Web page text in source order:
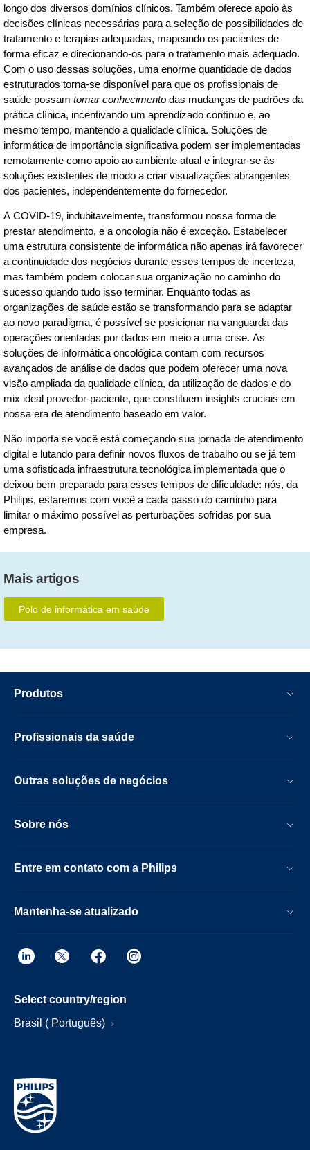
longo dos diversos domínios clínicos. Também oferece apoio às
decisões clínicas necessárias para a seleção de possibilidades de
tratamento e terapias adequadas, mapeando os pacientes de
forma eficaz e direcionando-os para o tratamento mais adequado.
Com o uso dessas soluções, uma enorme quantidade de dados
estruturados torna-se disponível para que os profissionais de
saúde possamtomar conhecimento das mudanças de padrões da
prática clínica, incentivando um aprendizado contínuo e, ao
mesmo tempo, mantendo a qualidade clínica. Soluções de
informática de importância significativa podem ser implementadas
remotamente como apoio ao ambiente atual e integrar-se às
soluções existentes de modo a criar visualizações abrangentes
dos pacientes, independentemente do fornecedor.
A COVID-19, indubitavelmente, transformou nossa forma de
prestar atendimento, e a oncologia não é exceção. Estabelecer
uma estrutura consistente de informática não apenas irá favorecer
a continuidade dos negócios durante esses tempos de incerteza,
mas também podem colocar sua organização no caminho do
sucesso quando tudo isso terminar. Enquanto todas as
organizações de saúde estão se transformando para se adaptar
ao novo paradigma, é possível se posicionar na vanguarda das
operações orientadas por dados em meio a uma crise. As
soluções de informática oncológica contam com recursos
avançados de análise de dados que podem oferecer uma nova
visão ampliada da qualidade clínica, da utilização de dados e do
mix ideal provedor-paciente, que constituem insights cruciais em
nossa era de atendimento baseado em valor.
Não importa se você está começando sua jornada de atendimento
digital e lutando para definir novos fluxos de trabalho ou se já tem
uma sofisticada infraestrutura tecnológica implementada que o
deixou bem preparado para esses tempos de dificuldade: nós, da
Philips, estaremos com você a cada passo do caminho para
limitar o máximo possível as perturbações sofridas por sua
empresa.
Mais artigos
Polo de informática em saúde
Produtos
Profissionais da saúde
Outras soluções de negócios
Sobre nós
Entre em contato com a Philips
Mantenha-se atualizado
Select country/region
Brasil ( Português)